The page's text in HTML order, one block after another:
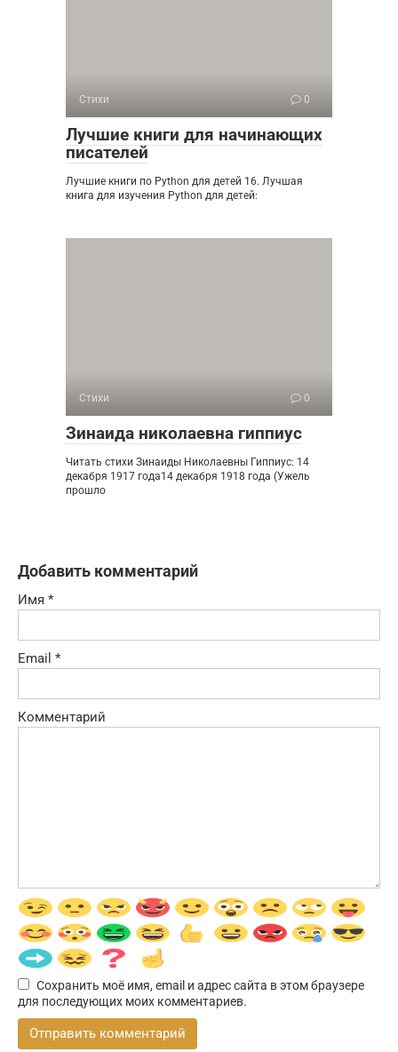
Стихи 0
Лучшие книги для начинающих
писателей
Лучшие книги по Python для детей 16. Лучшая
книга для изучения Python для детей:
Стихи 0
Зинаида николаевна гиппиус
Читать стихи Зинаиды Николаевны Гиппиус: 14
декабря 1917 года14 декабря 1918 года (Ужель
прошло
Добавить комментарий
Имя *
Email *
Комментарий
Сохранить моё имя, email и адрес сайта в этом браузере
для последующих моих комментариев.